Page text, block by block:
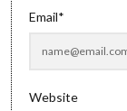
Email*
Website